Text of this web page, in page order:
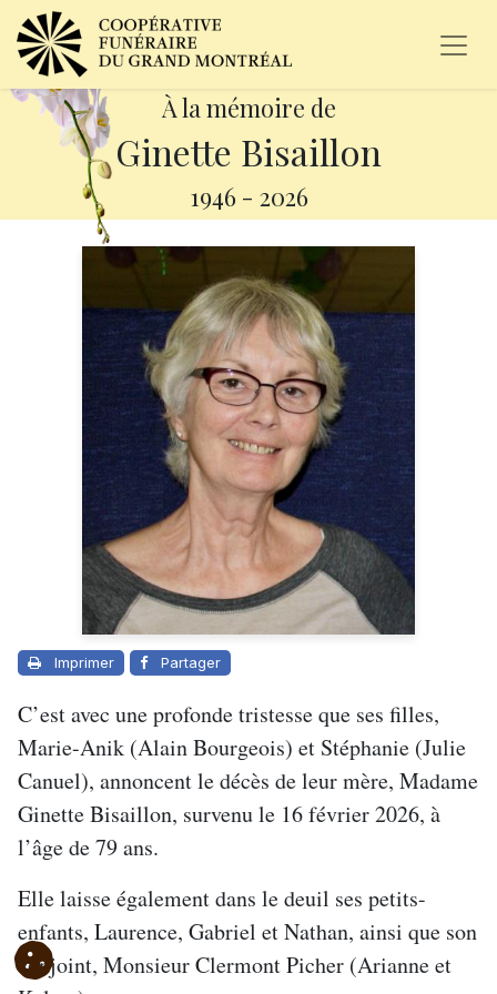
À la mémoire de
Ginette Bisaillon
1946 - 2026
Imprimer Partager
C’est avec une profonde tristesse que ses filles,
Marie-Anik (Alain Bourgeois) et Stéphanie (Julie
Canuel), annoncent le décès de leur mère, Madame
Ginette Bisaillon, survenu le 16 février 2026, à
l’âge de 79 ans.
Elle laisse également dans le deuil ses petits-
enfants, Laurence, Gabriel et Nathan, ainsi que son
conjoint, Monsieur Clermont Picher (Arianne et